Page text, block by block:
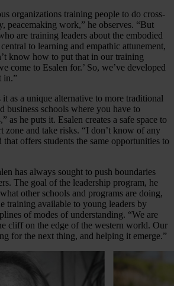
organizations training people to do cross-
peacemaking work,” he observes. “But
are training leaders about the embodied
to learning and empathic attunement,
know how to put that in our training
come to Esalen for.’ So, we’ve developed
in.”
it as a unique alternative to more traditional
business schools where you have to
as he puts it. Esalen creates a safe space to
zone and take risks. “I don’t know of any
offers students the same opportunities to
has always sought to push boundaries
The goal of the leadership program, he
other schools and programs are doing,
training available to young leaders by
of modes of understanding. “We are
cliff on the edge of the western world. Our
for the next thing, and helping it emerge.”